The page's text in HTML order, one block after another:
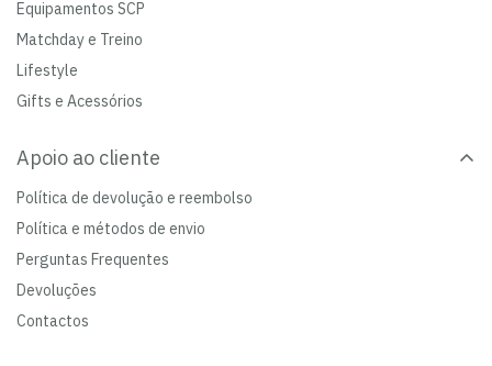
Equipamentos SCP
Matchday e Treino
Lifestyle
Gifts e Acessórios
Apoio ao cliente
Política de devolução e reembolso
Política e métodos de envio
Perguntas Frequentes
Devoluções
Contactos